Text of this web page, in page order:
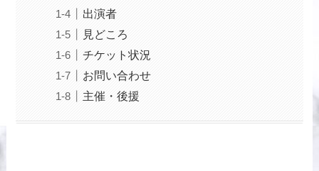
出演者
見どころ
チケット状況
お問い合わせ
主催・後援